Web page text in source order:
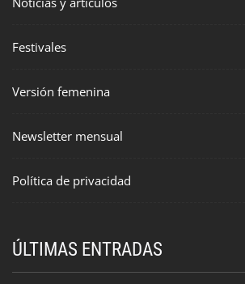
Festivales
Versión femenina
Newsletter mensual
Política de privacidad
ÚLTIMAS ENTRADAS